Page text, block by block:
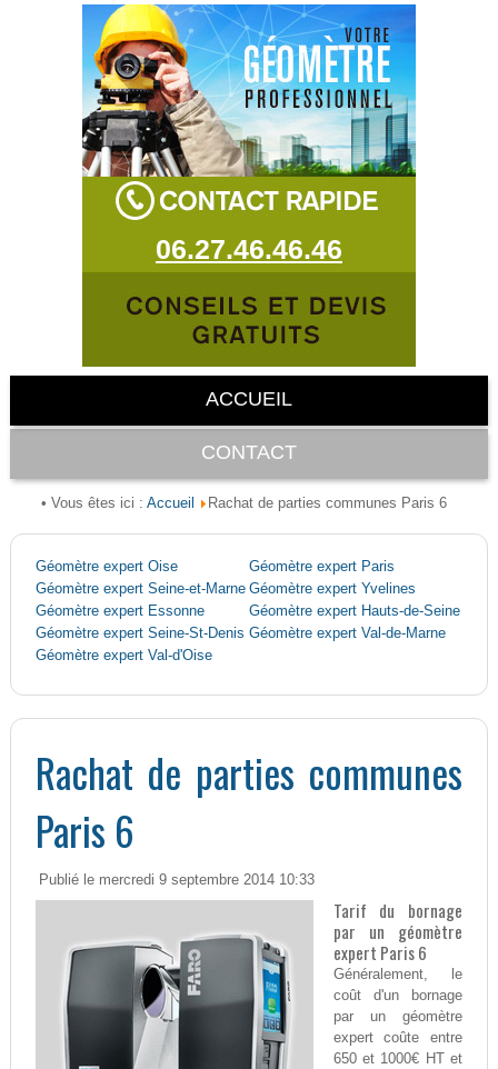
06.27.46.46.46
ACCUEIL
CONTACT
• Vous êtes ici : Accueil Rachat de parties communes Paris 6
Géomètre expert Oise
Géomètre expert Paris
Géomètre expert Seine-et-Marne Géomètre expert Yvelines
Géomètre expert Essonne
Géomètre expert Hauts-de-Seine
Géomètre expert Seine-St-Denis Géomètre expert Val-de-Marne
Géomètre expert Val-d'Oise
Rachat de parties communes
Paris 6
Publié le mercredi 9 septembre 2014 10:33
Tarif du bornage
par un géomètre
expert Paris 6
Généralement, le
coût d'un bornage
par un géomètre
expert coûte entre
650 et 1000€ HT et